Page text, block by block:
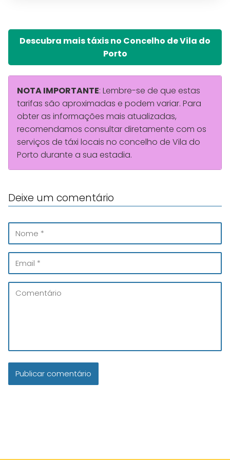
Descubra mais táxis no Concelho de Vila do
Porto
NOTA IMPORTANTE: Lembre-se de que estas
tarifas são aproximadas e podem variar. Para
obter as informações mais atualizadas,
recomendamos consultar diretamente com os
serviços de táxi locais no concelho de Vila do
Porto durante a sua estadia.
Deixe um comentário